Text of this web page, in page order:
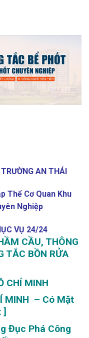
AN THÁI
Thể Cơ Quan Khu
Nghiệp
VỤ 24/24
CẦU, THÔNG
TẮC BỒN RỬA
CHÍ MINH
MINH – Có Mặt
]
Đục Phá Công